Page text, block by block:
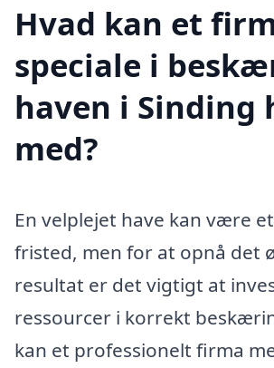
Hvad kan et
speciale i
haven i
med?
En velplejet have kan være
fristed, men for at opnå det
resultat er det vigtigt at
ressourcer i korrekt
kan et professionelt firma